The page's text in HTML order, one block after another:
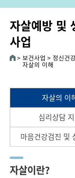
자살예방 및
사업
보건사업 정신건
자살의 이해
자살의 이
심리상담
마음건강검진 및
자살이란?